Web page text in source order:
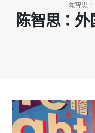
陈智思
陈智思：